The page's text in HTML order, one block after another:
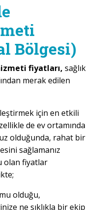
Bölgesi)
fiyatları, sağlık
merak edilen
için en etkili
de ev ortamında
olduğunda, rahat bir
sağlamanız
olan fiyatlar
olduğu,
ne sıklıkla bir ekip